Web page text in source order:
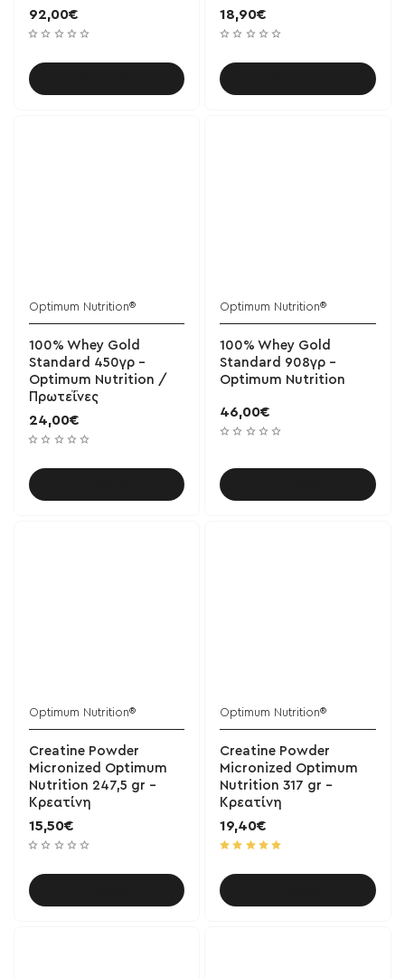
92,00€ 18,90€
Optimum Nutrition®
100% Whey Gold
Standard 450γρ -
Optimum Nutrition /
Πρωτεΐνες
24,00€
Optimum Nutrition®
100% Whey Gold
Standard 908γρ -
Optimum Nutrition
46,00€
Optimum Nutrition®
Creatine Powder
Micronized Optimum
Nutrition 247,5 gr -
Κρεατίνη
15,50€
Optimum Nutrition®
Creatine Powder
Micronized Optimum
Nutrition 317 gr -
Κρεατίνη
19,40€